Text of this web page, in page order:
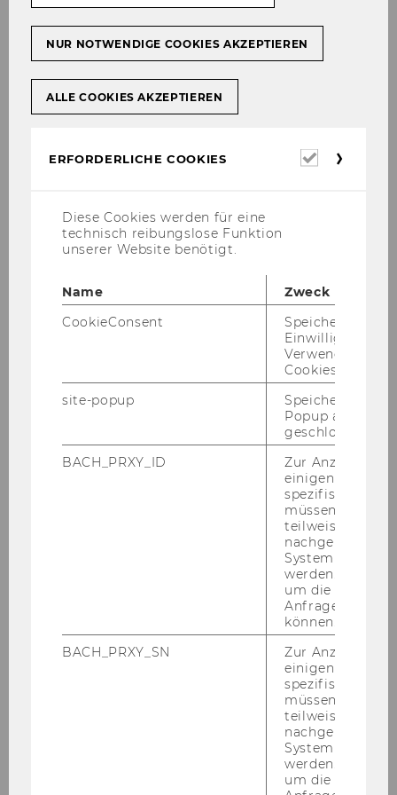
Bestimmungen der Richtlinie) bevollmächtigt:
Projektleiterin/Projektleiter
Schulen als Kulturträger
ao.Univ.Prof.Dr. Erna Nairz-Wirth
o. Univ.Prof. Dr. Chris­toph Ba­delt, Rek­tor
Mitteilungsblatt vom 16. November 2011, 7.
Stück46) Ausschreibung von Stellen für
Wirtschaftsuniversität Wien die Erhöhung des
Frauenanteils beim allgemeinen Personal zum
Ziel gesetzt hat, werden qualifizierte Frauen
ausdrücklich aufgefordert, sich zu bewerben.
Bei gleicher Qualifikation werden Frauen
vorrangig aufgenommen. Alle Bewerberinnen,
die die gesetzlichen Aufnahmeerfordernisse
erfüllen und den Anforderungen des
Ausschreibungstextes entsprechen, sind zu
Bewerbungsgesprächen einzuladen.
Gleichbehandlungsfragen eingerichtet. Nähere
NUR NOTWENDIGE COOKIES AKZEPTIEREN
ALLE COOKIES AKZEPTIEREN
ERFORDERLICHE COOKIES
Diese Cookies werden für eine
technisch reibungslose Funktion
unserer Website benötigt.
Name
Zweck
CookieConsent
Speichert Ihre
Einwilligung zur
Verwendung von
Cookies.
site-popup
Speichert ob ein
Popup
geschlossen
BACH_PRXY_ID
Zur Anzeige von
einigen WU-
spezifischen
müssen
teilweise von
nachgelagerten
System
werden.
um die Antwort
Anfrage
können.
BACH_PRXY_SN
Zur Anzeige von
einigen WU-
spezifischen
müssen
teilweise von
nachgelagerten
System
werden.
um die Antwort